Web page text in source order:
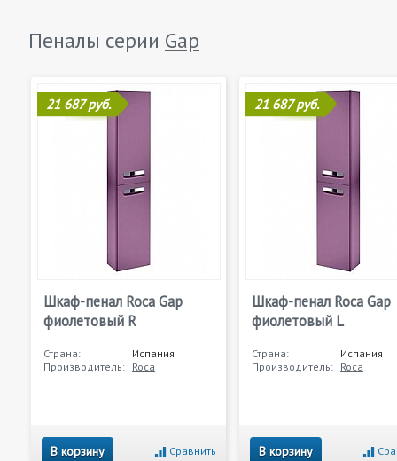
Пеналы серии Gap
21 687 руб.
Шкаф-пенал Roca Gap
фиолетовый R
Страна:
Испания
Производитель: Roca
В корзину Сравнить
21 687 руб.
Шкаф-пенал Roca Gap
фиолетовый L
Страна:
Испания
Производитель: Roca
В корзину